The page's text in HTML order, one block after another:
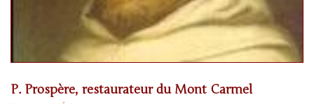
P. Prospère, restaurateur du Mont Carmel